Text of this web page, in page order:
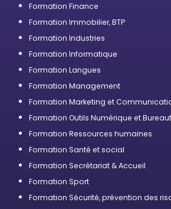
Formation Finance
Formation Immobilier, BTP
Formation Industries
Formation Informatique
Formation Langues
Formation Management
Formation Marketing et
Formation Outils Numérique et
Formation Ressources humaines
Formation Santé et social
Formation Secrétariat & Accueil
Formation Sport
Formation Sécurité, prévention des